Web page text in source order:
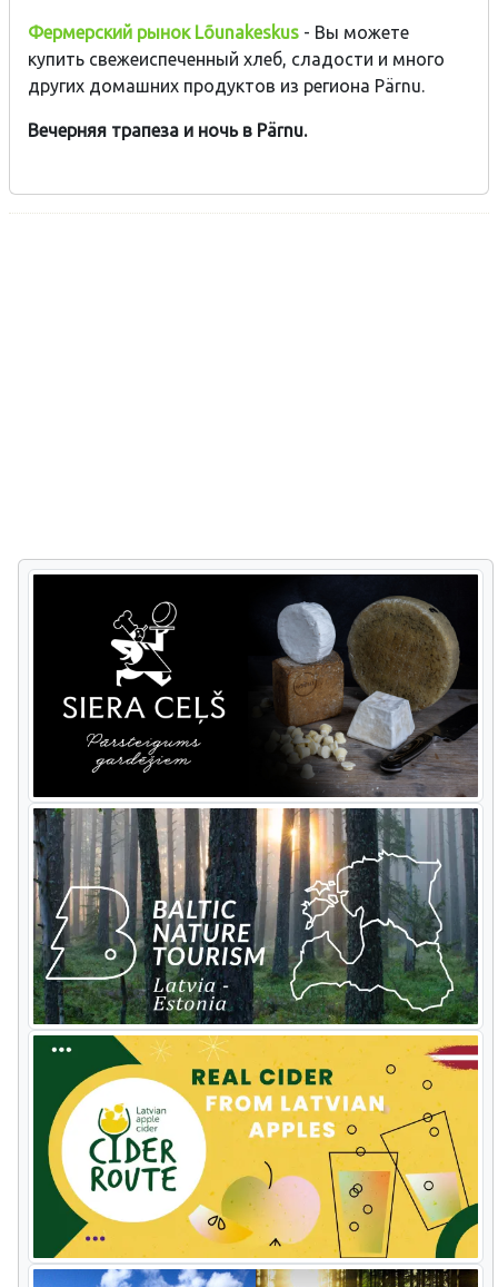
Фермерский рынок Lõunakeskus - Вы можете
купить свежеиспеченный хлеб, сладости и много
других домашних продуктов из региона Pärnu.
Вечерняя трапеза и ночь в Pärnu.